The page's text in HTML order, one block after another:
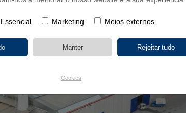
Essencial Marketing Meios externos
Cookies